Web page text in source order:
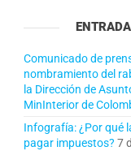
Comunicado de
nombramiento del
la Dirección de
MinInterior de
Infografía: ¿Por qué
pagar impuestos? 7